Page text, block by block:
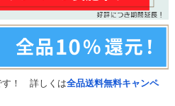
す！ 詳しくは全品送料無料キャンペ